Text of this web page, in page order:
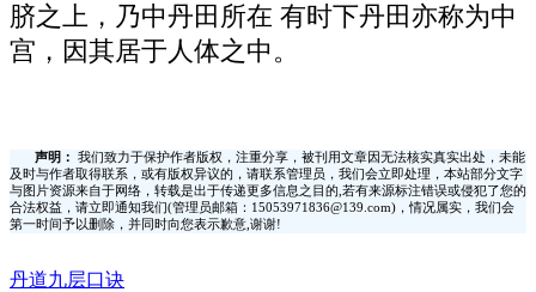
脐之上，乃中丹田所在 有时下丹田亦称为中
宫，因其居于人体之中。
声明：
我们致力于保护作者版权，注重分享，被刊用文章因无法核实真实出处，未能
及时与作者取得联系，或有版权异议的，请联系管理员，我们会立即处理，本站部分文字
与图片资源来自于网络，转载是出于传递更多信息之目的,若有来源标注错误或侵犯了您的
合法权益，请立即通知我们(管理员邮箱：15053971836@139.com)，情况属实，我们会
第一时间予以删除，并同时向您表示歉意,谢谢!
丹道九层口诀